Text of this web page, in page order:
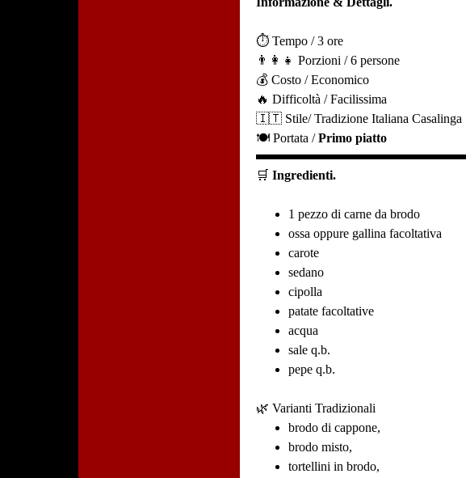
⏱️ Tempo / 3 ore
👨‍👩‍👧 Porzioni / 6 persone
💰 Costo / Economico
🔥 Difficoltà / Facilissima
🇮🇹 Stile/ Tradizione Italiana Casalinga
🍽️ Portata /Primo piatto
🛒Ingredienti.
1 pezzo di carne da brodo
ossa oppure gallina facoltativa
carote
sedano
cipolla
patate facoltative
acqua
sale q.b.
pepe q.b.
🌿 Varianti Tradizionali
brodo di cappone,
brodo misto,
tortellini in brodo,